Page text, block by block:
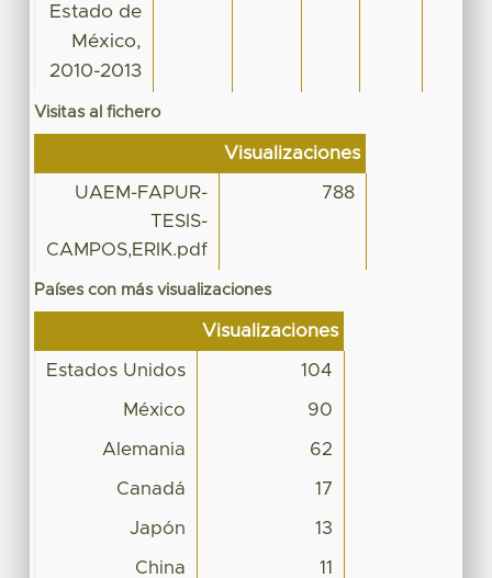
Estado de
México,
2010-2013
Visitas al fichero
Visualizaciones
UAEM-FAPUR-
TESIS-
CAMPOS,ERIK.pdf
788
Países con más visualizaciones
Visualizaciones
Estados Unidos 104
México 90
Alemania 62
Canadá 17
Japón 13
China 11